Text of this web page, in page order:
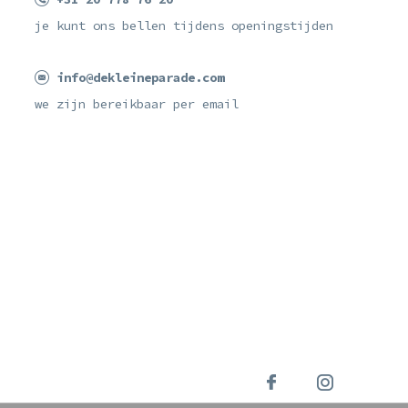
je kunt ons bellen tijdens openingstijden
info@dekleineparade.com
we zijn bereikbaar per email